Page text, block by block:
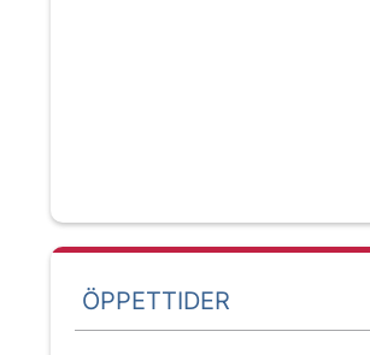
ÖPPETTIDER